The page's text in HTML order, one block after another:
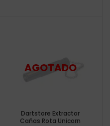
Dartstore Extractor
Cañas Rota Unicorn